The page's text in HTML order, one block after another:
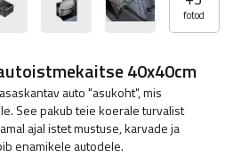
fotod
40x40cm
auto "asukoht", mis
See pakub teie koerale turvalist
ajal istet mustuse, karvade ja
enamikele autodele.